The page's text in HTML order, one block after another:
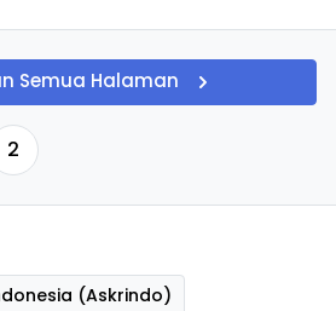
Semua Halaman
2
(Askrindo)